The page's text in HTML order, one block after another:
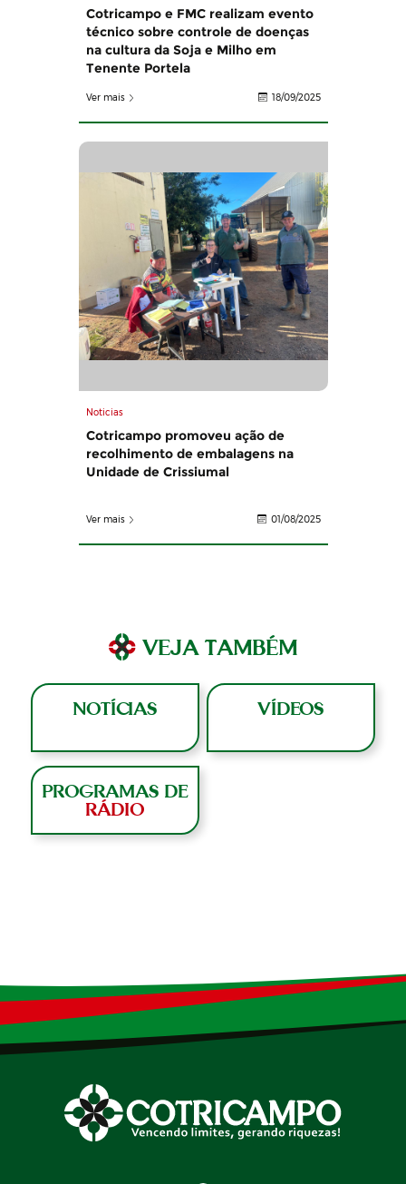
Cotricampo e FMC realizam evento
técnico sobre controle de doenças
na cultura da Soja e Milho em
Tenente Portela
Ver mais 18/09/2025
Noticias
Cotricampo promoveu ação de
recolhimento de embalagens na
Unidade de Crissiumal
Ver mais 01/08/2025
VEJA TAMBÉM
NOTÍCIAS VÍDEOS
PROGRAMAS DE
RÁDIO